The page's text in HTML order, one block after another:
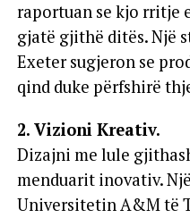
raportuan se kjo rritje
gjatë gjithë ditës. Një
Exeter sugjeron se
qind duke përfshirë
2. Vizioni Kreativ.
Dizajni me lule
menduarit inovativ.
Universitetin A&M të